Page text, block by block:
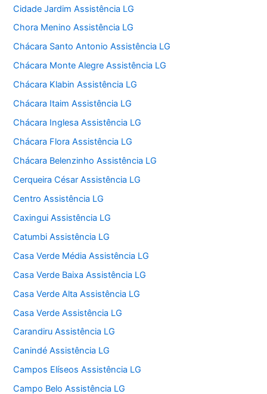
Cidade Jardim Assistência LG
Chora Menino Assistência LG
Chácara Santo Antonio Assistência LG
Chácara Monte Alegre Assistência LG
Chácara Klabin Assistência LG
Chácara Itaim Assistência LG
Chácara Inglesa Assistência LG
Chácara Flora Assistência LG
Chácara Belenzinho Assistência LG
Cerqueira César Assistência LG
Centro Assistência LG
Caxingui Assistência LG
Catumbi Assistência LG
Casa Verde Média Assistência LG
Casa Verde Baixa Assistência LG
Casa Verde Alta Assistência LG
Casa Verde Assistência LG
Carandiru Assistência LG
Canindé Assistência LG
Campos Elíseos Assistência LG
Campo Belo Assistência LG